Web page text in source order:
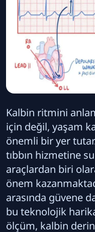
Kalbin ritmini
için değil, yaşam
önemli bir yer
tıbbın hizmetine
araçlardan biri
önem
arasında güvene
bu teknolojik
ölçüm, kalbin